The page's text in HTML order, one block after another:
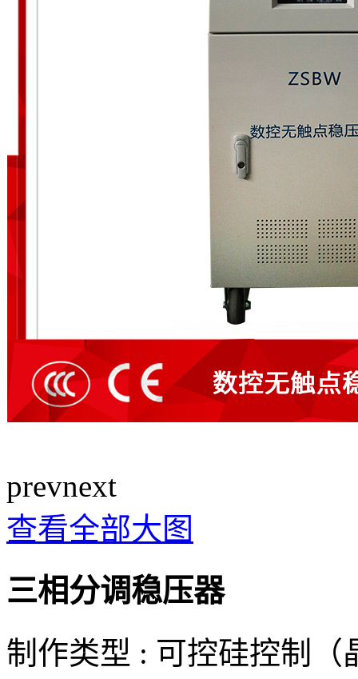
prevnext
查看全部大图
三相分调稳压器
制作类型 : 可控硅控制（